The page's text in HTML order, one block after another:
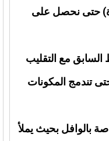
حتى نحصل على
مع التقليب
تندمج المكونات
بالوافل بحيث يملأ